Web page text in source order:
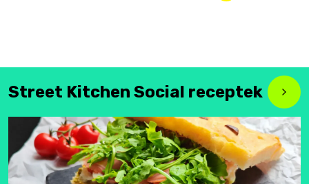
Street Kitchen Social receptek